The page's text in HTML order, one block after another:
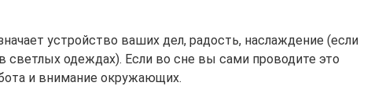
устройство ваших дел, радость, наслаждение (если
одеждах). Если во сне вы сами проводите это
и внимание окружающих.